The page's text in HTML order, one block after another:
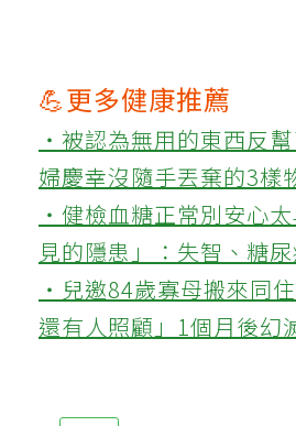
💪更多健康推薦
‧被認為無用的東西反
婦慶幸沒隨手丟棄的3樣
‧健檢血糖正常別安心
見的隱患」：失智、糖
‧兒邀84歲寡母搬來同
還有人照顧」1個月後幻